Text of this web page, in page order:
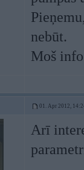
nebūt.
Moš
01. Apr 2012,
Arī